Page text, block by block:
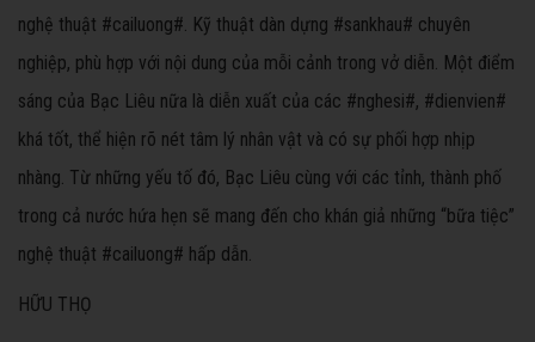
nghệ thuật #cailuong#. Kỹ thuật dàn dựng #sankhau# chuyên
nghiệp, phù hợp với nội dung của mỗi cảnh trong vở diễn. Một điểm
sáng của Bạc Liêu nữa là diễn xuất của các #nghesi#, #dienvien#
khá tốt, thể hiện rõ nét tâm lý nhân vật và có sự phối hợp nhịp
nhàng. Từ những yếu tố đó, Bạc Liêu cùng với các tỉnh, thành phố
trong cả nước hứa hẹn sẽ mang đến cho khán giả những “bữa tiệc”
nghệ thuật #cailuong# hấp dẫn.
HỮU THỌ